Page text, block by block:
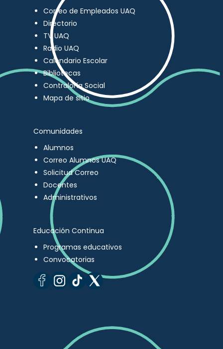
Correo de Empleados UAQ
Directorio
TV UAQ
Radio UAQ
Calendario Escolar
Bibliotecas
Contraloría Social
Mapa de sitio
Comunidades
Alumnos
Correo Alumnos UAQ
Solicitud Correo
Docentes
Administrativos
Educación Continua
Programas educativos
Convocatorias